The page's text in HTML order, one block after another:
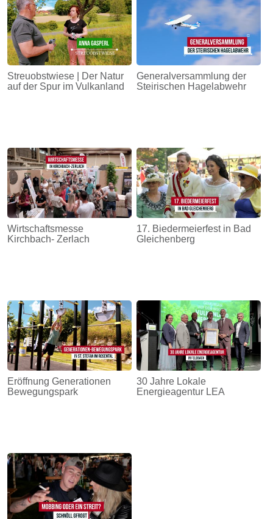
Streuobstwiese | Der Natur
auf der Spur im Vulkanland
Generalversammlung der
Steirischen Hagelabwehr
Wirtschaftsmesse
Kirchbach- Zerlach
17. Biedermeierfest in Bad
Gleichenberg
Eröffnung Generationen
Bewegungspark
30 Jahre Lokale
Energieagentur LEA